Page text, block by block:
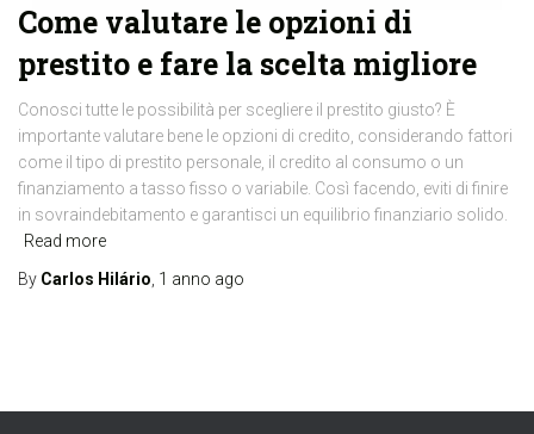
Come valutare le opzioni di
prestito e fare la scelta migliore
Conosci tutte le possibilità per scegliere il prestito giusto? È
importante valutare bene le opzioni di credito, considerando fattori
come il tipo di prestito personale, il credito al consumo o un
finanziamento a tasso fisso o variabile. Così facendo, eviti di finire
in sovraindebitamento e garantisci un equilibrio finanziario solido.
Read more
By Carlos Hilário 1 anno ago